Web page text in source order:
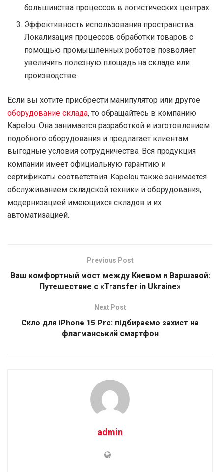
большинства процессов в логистических центрах.
Эффективность использования пространства.
Локализация процессов обработки товаров с
помощью промышленных роботов позволяет
увеличить полезную площадь на складе или
производстве.
Если вы хотите приобрести манипулятор или другое
оборудование склада, то обращайтесь в компанию
Kapelou. Она занимается разработкой и изготовлением
подобного оборудования и предлагает клиентам
выгодные условия сотрудничества. Вся продукция
компании имеет официальную гарантию и
сертификаты соответствия. Kapelou также занимается
обслуживанием складской техники и оборудования,
модернизацией имеющихся складов и их
автоматизацией.
Previous Post
Ваш комфортный мост между Киевом и Варшавой:
Путешествие с «Transfer in Ukraine»
Next Post
Скло для iPhone 15 Pro: підбираємо захист на
флагманський смартфон
admin